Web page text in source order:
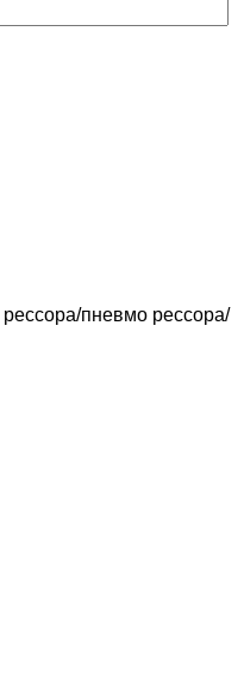
рессора/пневмо рессора/